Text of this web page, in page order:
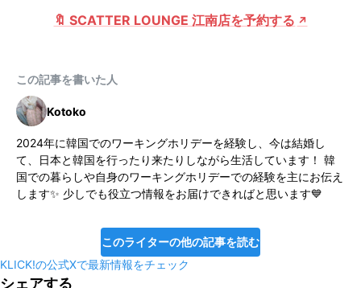
🔖 SCATTER LOUNGE 江南店を予約する
この記事を書いた人
Kotoko
2024年に韓国でのワーキングホリデーを経験し、今は結婚し
て、日本と韓国を行ったり来たりしながら生活しています！ 韓
国での暮らしや自身のワーキングホリデーでの経験を主にお伝え
します✨ 少しでも役立つ情報をお届けできればと思います💙
このライターの他の記事を読む
KLICK!の公式Xで最新情報をチェック
シェアする